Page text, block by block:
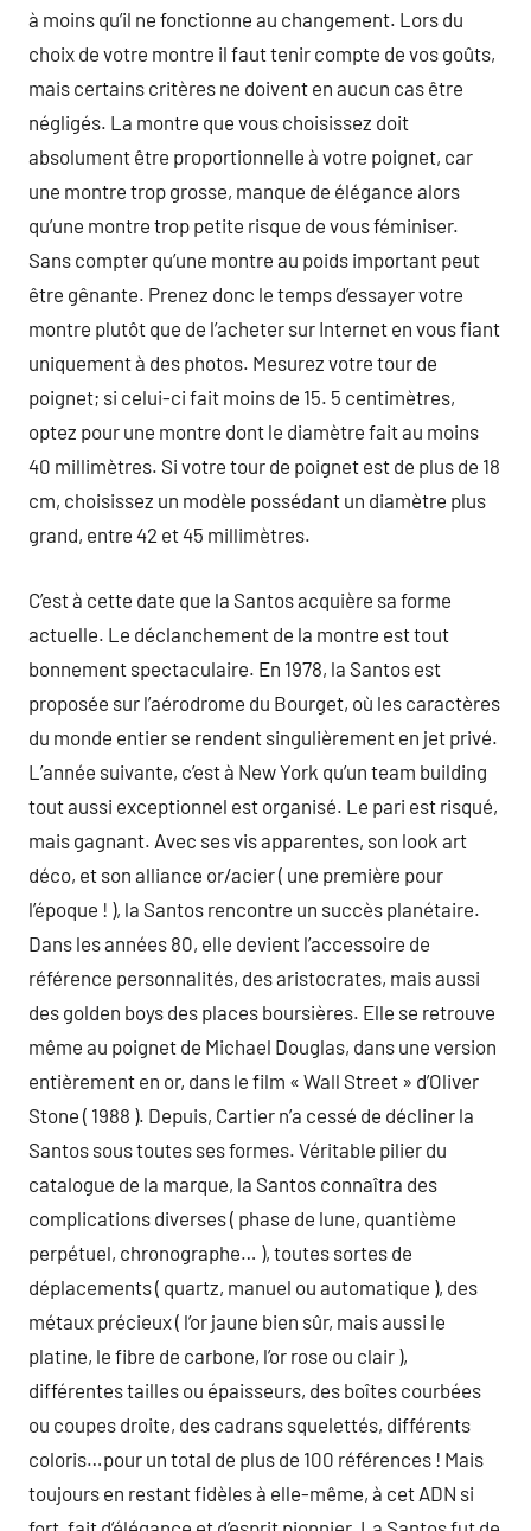
à moins qu’il ne fonctionne au changement. Lors du
choix de votre montre il faut tenir compte de vos goûts,
mais certains critères ne doivent en aucun cas être
négligés. La montre que vous choisissez doit
absolument être proportionnelle à votre poignet, car
une montre trop grosse, manque de élégance alors
qu’une montre trop petite risque de vous féminiser.
Sans compter qu’une montre au poids important peut
être gênante. Prenez donc le temps d’essayer votre
montre plutôt que de l’acheter sur Internet en vous fiant
uniquement à des photos. Mesurez votre tour de
poignet; si celui-ci fait moins de 15. 5 centimètres,
optez pour une montre dont le diamètre fait au moins
40 millimètres. Si votre tour de poignet est de plus de 18
cm, choisissez un modèle possédant un diamètre plus
grand, entre 42 et 45 millimètres.
C’est à cette date que la Santos acquière sa forme
actuelle. Le déclanchement de la montre est tout
bonnement spectaculaire. En 1978, la Santos est
proposée sur l’aérodrome du Bourget, où les caractères
du monde entier se rendent singulièrement en jet privé.
L’année suivante, c’est à New York qu’un team building
tout aussi exceptionnel est organisé. Le pari est risqué,
mais gagnant. Avec ses vis apparentes, son look art
déco, et son alliance or/acier ( une première pour
l’époque ! ), la Santos rencontre un succès planétaire.
Dans les années 80, elle devient l’accessoire de
référence personnalités, des aristocrates, mais aussi
des golden boys des places boursières. Elle se retrouve
même au poignet de Michael Douglas, dans une version
entièrement en or, dans le film « Wall Street » d’Oliver
Stone ( 1988 ). Depuis, Cartier n’a cessé de décliner la
Santos sous toutes ses formes. Véritable pilier du
catalogue de la marque, la Santos connaîtra des
complications diverses ( phase de lune, quantième
perpétuel, chronographe… ), toutes sortes de
déplacements ( quartz, manuel ou automatique ), des
métaux précieux ( l’or jaune bien sûr, mais aussi le
platine, le fibre de carbone, l’or rose ou clair ),
différentes tailles ou épaisseurs, des boîtes courbées
ou coupes droite, des cadrans squelettés, différents
coloris…pour un total de plus de 100 références ! Mais
toujours en restant fidèles à elle-même, à cet ADN si